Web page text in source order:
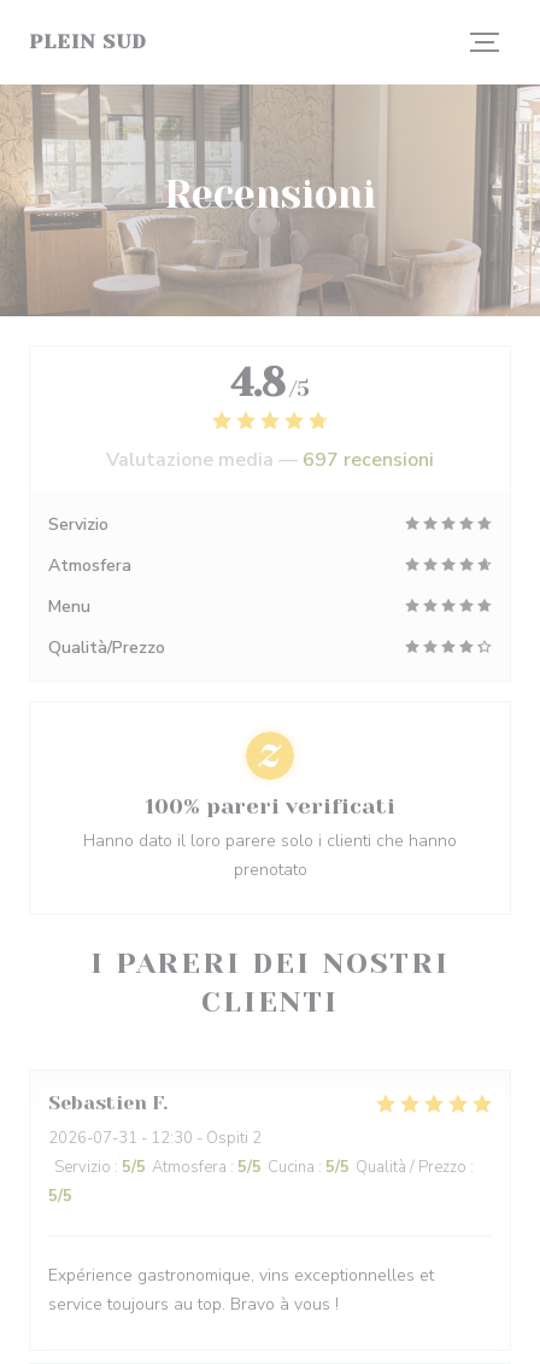
PLEIN SUD
Recensioni
I PARERI DEI NOSTRI
CLIENTI
Sebastien F
2026-07-31 - 12:30 - Ospiti 2
Servizio : 5/5 Atmosfera : 5/5 Cucina : 5/5 Qualità / Prezzo :
5/5
Expérience gastronomique, vins exceptionnelles et
service toujours au top. Bravo à vous !
4.8 /5
Valutazione media — 697 recensioni
Servizio
Atmosfera
Menu
Qualità/Prezzo
100% pareri verificati
Hanno dato il loro parere solo i clienti che hanno
prenotato